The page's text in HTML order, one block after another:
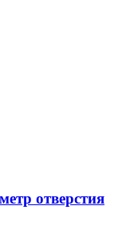
отверстия